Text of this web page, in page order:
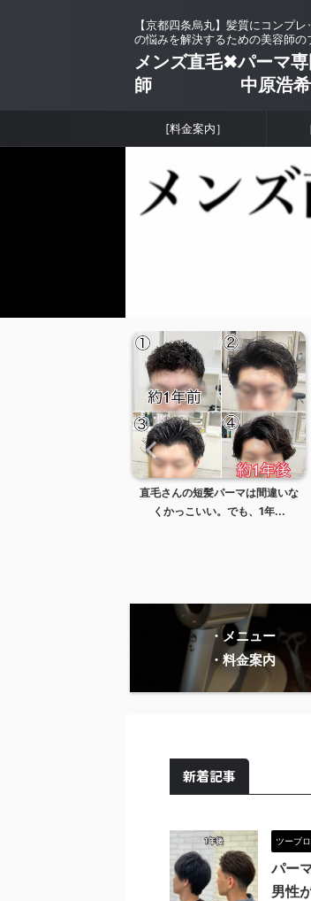
【京都四条烏丸】髪質にコンプ
の悩みを解決するための美容師の
メンズ直毛✖︎パーマ
師 中原浩希の
[料金案内］
直毛さんの短髪パーマは間違いな
くかっこいい。でも、1年...
・メニュー
・料金案内
新着記事
ツーブ
パー
男性